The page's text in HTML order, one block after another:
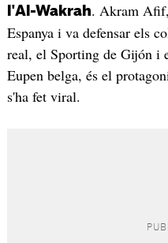
l'Al-Wakrah. Akram
Espanya i va defensar els
real, el Sporting de Gijón i
Eupen belga, és el
s'ha fet viral.